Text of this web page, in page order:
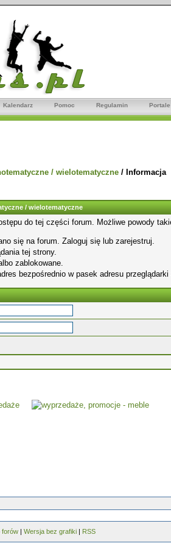
Kalendarz Pomoc Regulamin
/ wielotematyczne / Informacja
/ wielotematyczne
do tej części forum. Możliwe powody
się na forum. Zaloguj się lub zarejestruj.
tej strony.
zablokowane.
bezpośrednio w pasek adresu
forów | Wersja bez grafiki | RSS